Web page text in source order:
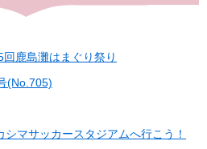
回鹿島灘はまぐり祭り
(No.705)
マサッカースタジアムへ行こう！